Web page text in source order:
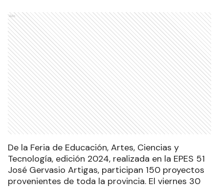
Ads
De la Feria de Educación, Artes, Ciencias y
Tecnología, edición 2024, realizada en la EPES 51
José Gervasio Artigas, participan 150 proyectos
provenientes de toda la provincia. El viernes 30